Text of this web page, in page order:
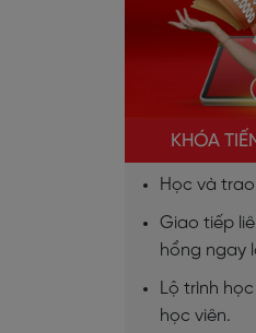
KHÓA
Học và
Giao tiếp
hổng ngay
Lộ trình
học viên.